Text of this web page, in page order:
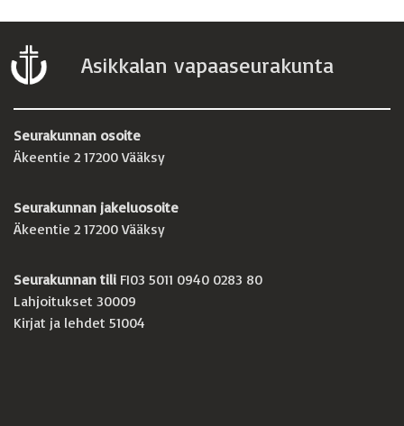
Asikkalan vapaaseurakunta
Seurakunnan osoite
Äkeentie 2 17200 Vääksy
Seurakunnan jakeluosoite
Äkeentie 2 17200 Vääksy
Seurakunnan tili FI03 5011 0940 0283 80
Lahjoitukset 30009
Kirjat ja lehdet 51004